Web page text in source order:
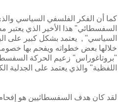
كما أن الفكر الفلسفي السياسي
السفسطائي" هذا الأخير الذي
السياسي" , يعتمد بشكل كبير على
خلالها بعض خطواته ويفحم بها
"بروتاغوراس" زعيم الحركة
اللفظية" والذي يعتمد على الجدلية
لقد كان هدف السفسطائيين هو إفحام